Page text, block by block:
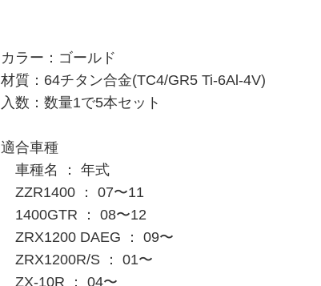
カラー：ゴールド
材質：64チタン合金(TC4/GR5 Ti-6Al-4V)
入数：数量1で5本セット
適合車種
車種名 ： 年式
ZZR1400 ： 07〜11
1400GTR ： 08〜12
ZRX1200 DAEG ： 09〜
ZRX1200R/S ： 01〜
ZX-10R ： 04〜